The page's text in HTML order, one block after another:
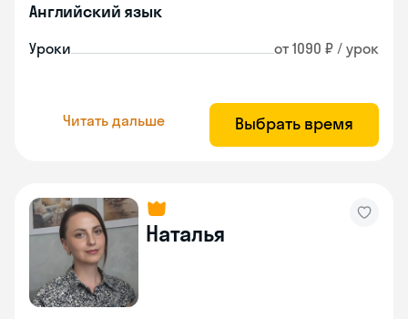
Английский язык
Уроки от 1090 ₽ / урок
Читать дальше Выбрать время
Наталья